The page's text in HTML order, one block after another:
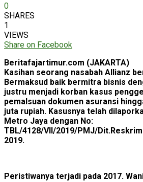
0
SHARES
1
VIEWS
Share on Facebook
Beritafajartimur.com (JAKARTA)
Kasihan seorang nasabah Allianz
Bermaksud baik bermitra bisnis
justru menjadi korban kasus
pemalsuan dokumen asuransi
juta rupiah. Kasusnya telah
Metro Jaya dengan No:
TBL/4128/VII/2019/PMJ/
2019.
Peristiwanya terjadi pada 2017.